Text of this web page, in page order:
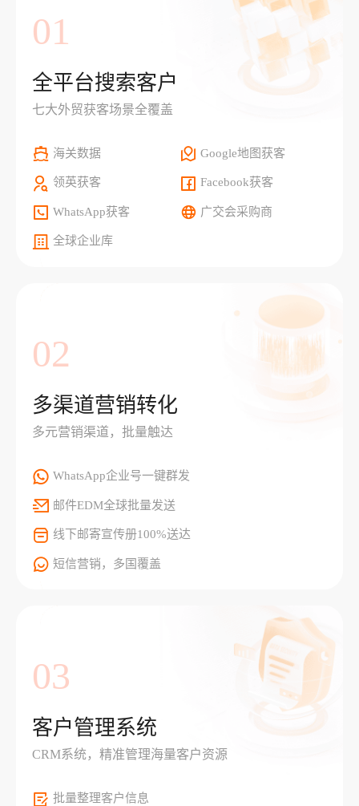
01
全平台搜索客户
七大外贸获客场景全覆盖
海关数据 Google地图获客
领英获客 Facebook获客
WhatsApp获客 广交会采购商
全球企业库
02
多渠道营销转化
多元营销渠道，批量触达
WhatsApp企业号一键群发
邮件EDM全球批量发送
线下邮寄宣传册100%送达
短信营销，多国覆盖
03
客户管理系统
CRM系统，精准管理海量客户资源
批量整理客户信息